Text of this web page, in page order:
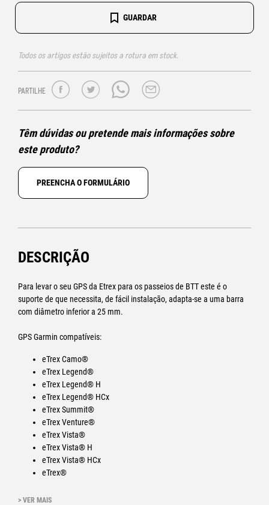
GUARDAR
Todos os artigos estão sujeitos a rotura em stock.
PARTILHE
Têm dúvidas ou pretende mais informações sobre
este produto?
PREENCHA O FORMULÁRIO
DESCRIÇÃO
Para levar o seu GPS da Etrex para os passeios de BTT este é o
suporte de que necessita, de fácil instalação, adapta-se a uma barra
com diâmetro inferior a 25 mm.
GPS Garmin compatíveis:
eTrex Camo®
eTrex Legend®
eTrex Legend® H
eTrex Legend® HCx
eTrex Summit®
eTrex Venture®
eTrex Vista®
eTrex Vista® H
eTrex Vista® HCx
eTrex®
> VER MAIS